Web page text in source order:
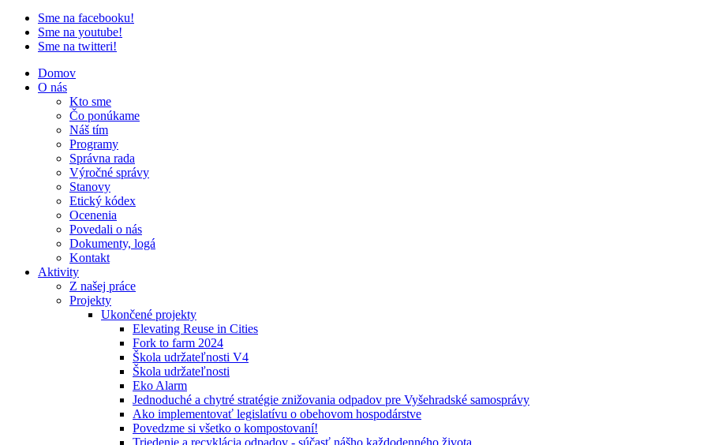
Sme na facebooku!
Sme na youtube!
Sme na twitteri!
Domov
O nás
Kto sme
Čo ponúkame
Náš tím
Programy
Správna rada
Výročné správy
Stanovy
Etický kódex
Ocenenia
Povedali o nás
Dokumenty, logá
Kontakt
Aktivity
Z našej práce
Projekty
Ukončené projekty
Elevating Reuse in Cities
Fork to farm 2024
Škola udržateľnosti V4
Škola udržateľnosti
Eko Alarm
Jednoduché a chytré stratégie znižovania odpadov pre Vyšehradské samosprávy
Ako implementovať legislatívu o obehovom hospodárstve
Povedzme si všetko o kompostovaní!
Triedenie a recyklácia odpadov - súčasť nášho každodenného života